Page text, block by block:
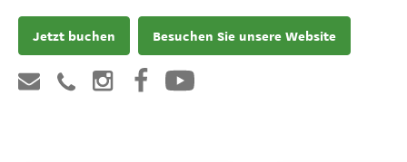
Jetzt buchen Besuchen Sie unsere Website